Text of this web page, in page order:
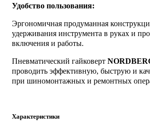
Удобство пользования:
Эргономичная продуманная
удерживания инструмента в руках и
включения и работы.
Пневматический гайковерт
проводить эффективную, быструю и
при шиномонтажных и ремонтных
Характеристики